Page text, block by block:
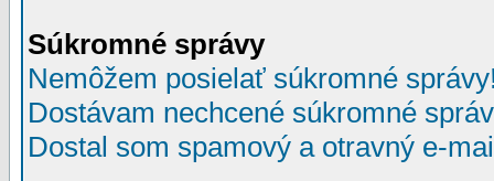
Súkromné správy
Nemôžem posielať súkromné
Dostávam nechcené súkromné
Dostal som spamový a otravný e-